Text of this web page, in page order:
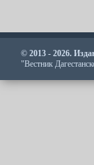
© 2013 - 2026.
"Вестник